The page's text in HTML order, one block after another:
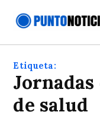
Etiqueta:
Jornadas de prevención
de salud